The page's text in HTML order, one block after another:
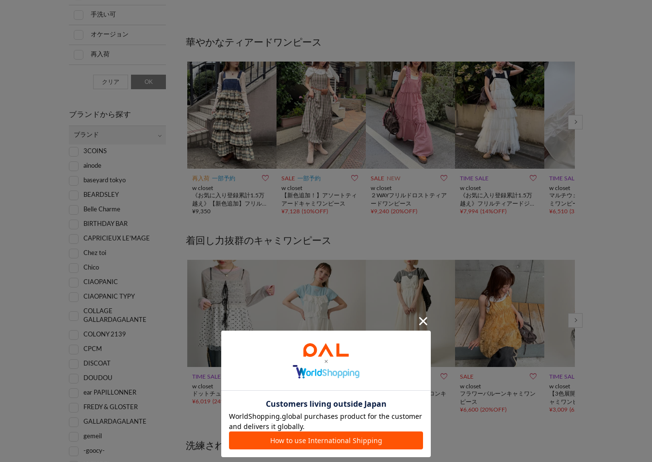
華やかなティアードワンピース
再入荷 一部予約 
w closet
《お気に入り登録累計1.5万
越え》【新色追加】フリルテ
ィアードジャンパースカート
¥9,350
SALE 一部予約 
w closet
【新色追加！】アソートティ
アードキャミワンピース
¥7,128 (10%OFF)
SALE NEW 
w closet
２WAYフリルドロストティア
ードワンピース
¥9,240 (20%OFF)
TIME SALE 
w closet
《お気に入り登録累計1.5万
越え》フリルティアードジャ
ンパースカート/ワンピース
¥7,994 (14%OFF)
TIME SALE
w closet
マルチウェイティアードキャ
ミワンピース
¥6,510 (33%OFF
着回し力抜群のキャミワンピース
TIME SALE
w closet
ドットチュールキャミ
¥6,019 (24%OFF
手洗い可 
開】バルーンミニキャミワン
)

ウエストドロストナイロンキ
ャミワンピース
¥
SALE 
w closet
フラワーバルーンキャミワン
ピース
¥6,600 (20%OFF)
TIME SALE
w closet
【3色展開】Vレースミニキ
ャミワンピース
¥3,009 (62%OFF
洗練されたボタンシャツ
手洗い可
オケージョン
再入荷
クリア OK
ブランドから探す
ブランド
3COINS
ainode
baseyard tokyo
BEARDSLEY
Belle Charme
BIRTHDAY BAR
CAPRICIEUX LE'MAGE
Chez toi
Chico
CIAOPANIC
CIAOPANIC TYPY
COLLAGE
GALLARDAGALANTE
COLONY 2139
CPCM
DISCOAT
DOUDOU
ear PAPILLONNER
FREDY & GLOSTER
GALLARDAGALANTE
gemeil
-goocy-